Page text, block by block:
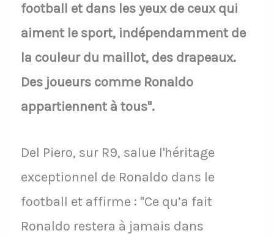
football et dans les yeux de ceux qui
aiment le sport, indépendamment de
la couleur du maillot, des drapeaux.
Des joueurs comme Ronaldo
appartiennent à tous".
Del Piero, sur R9, salue l'héritage
exceptionnel de Ronaldo dans le
football et affirme : "Ce qu’a fait
Ronaldo restera à jamais dans